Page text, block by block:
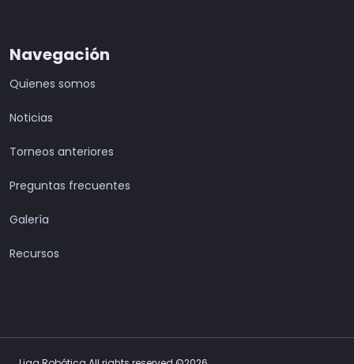
Navegación
Quienes somos
Noticias
Torneos anteriores
Preguntas frecuentes
Galería
Recursos